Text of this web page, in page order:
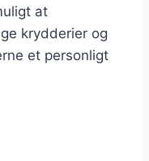
at
krydderier og
et personligt